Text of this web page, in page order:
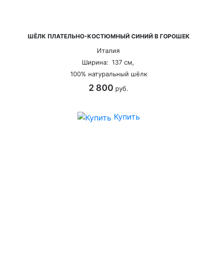
ШЁЛК ПЛАТЕЛЬНО-КОСТЮМНЫЙ СИНИЙ В ГОРОШЕК
Италия
Ширина: 137 см,
100% натуральный шёлк
2 800руб.
Купить